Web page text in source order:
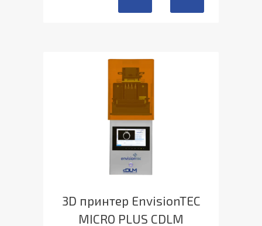
3D принтер EnvisionTEC
MICRO PLUS CDLM